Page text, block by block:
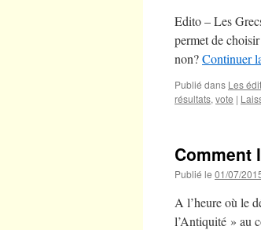
Edito – Les
permet de
non?Continuer
Publié dans Les
résultats, vote |
Comment
Publié le 01/07/
A l’heure où le
l’Antiquité » au